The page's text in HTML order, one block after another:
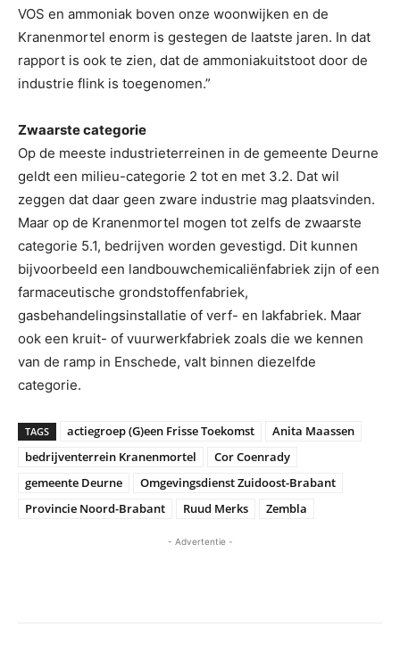
VOS en ammoniak boven onze woonwijken en de
Kranenmortel enorm is gestegen de laatste jaren. In dat
rapport is ook te zien, dat de ammoniakuitstoot door de
industrie flink is toegenomen.”
Zwaarste categorie
Op de meeste industrieterreinen in de gemeente Deurne
geldt een milieu-categorie 2 tot en met 3.2. Dat wil
zeggen dat daar geen zware industrie mag plaatsvinden.
Maar op de Kranenmortel mogen tot zelfs de zwaarste
categorie 5.1, bedrijven worden gevestigd. Dit kunnen
bijvoorbeeld een landbouwchemicaliënfabriek zijn of een
farmaceutische grondstoffenfabriek,
gasbehandelingsinstallatie of verf- en lakfabriek. Maar
ook een kruit- of vuurwerkfabriek zoals die we kennen
van de ramp in Enschede, valt binnen diezelfde
categorie.
TAGS actiegroep (G)een Frisse Toekomst
Anita Maassen
bedrijventerrein Kranenmortel
Cor Coenrady
gemeente Deurne
Omgevingsdienst Zuidoost-Brabant
Provincie Noord-Brabant
Ruud Merks Zembla
- Advertentie -